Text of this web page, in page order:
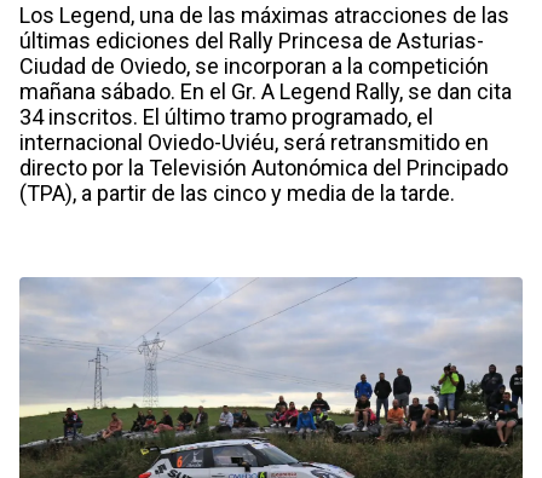
Los Legend, una de las máximas atracciones de las
últimas ediciones del Rally Princesa de Asturias-
Ciudad de Oviedo, se incorporan a la competición
mañana sábado. En el Gr. A Legend Rally, se dan cita
34 inscritos. El último tramo programado, el
internacional Oviedo-Uviéu, será retransmitido en
directo por la Televisión Autonómica del Principado
(TPA), a partir de las cinco y media de la tarde.